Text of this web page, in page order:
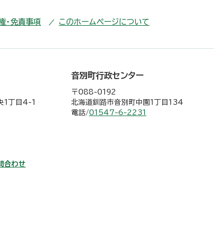
・免責事項 このホームページについて
1丁目4-1
音別町行政センター
〒088-0192
北海道釧路市音別町中園1丁目134
電話/01547-6-2231
合わせ